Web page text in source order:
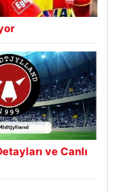
ve Canlı